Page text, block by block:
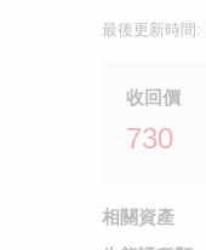
最後更新時間:
收回價
730
相關資產